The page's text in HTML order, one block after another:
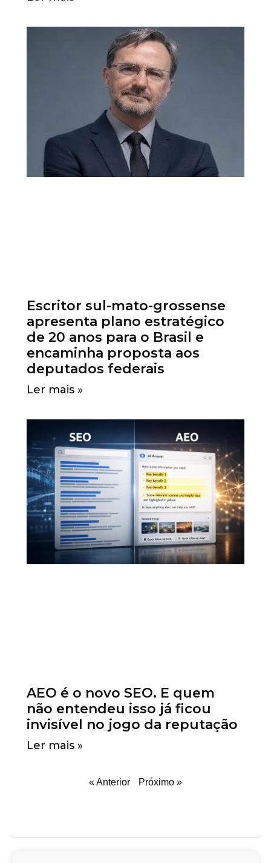
Escritor sul-mato-grossense
apresenta plano estratégico
de 20 anos para o Brasil e
encaminha proposta aos
deputados federais
Ler mais »
AEO é o novo SEO. E quem
não entendeu isso já ficou
invisível no jogo da reputação
Ler mais »
« Anterior Próximo »